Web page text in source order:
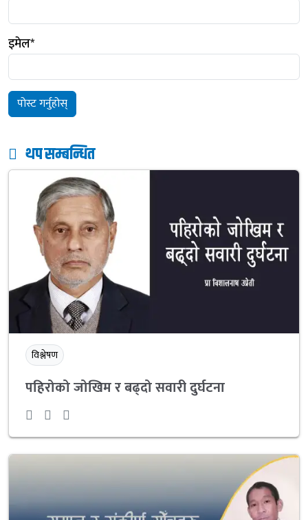
इमेल*
थप सम्बन्धित
विश्लेषण
पहिरोको जोखिम र बढ्दो सवारी दुर्घटना